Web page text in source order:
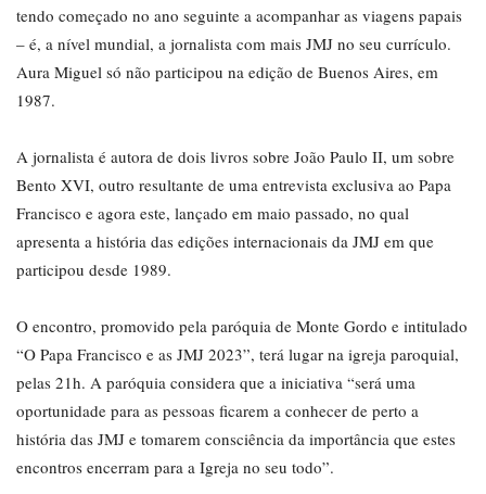
tendo começado no ano seguinte a acompanhar as viagens papais
– é, a nível mundial, a jornalista com mais JMJ no seu currículo.
Aura Miguel só não participou na edição de Buenos Aires, em
1987.
A jornalista é autora de dois livros sobre João Paulo II, um sobre
Bento XVI, outro resultante de uma entrevista exclusiva ao Papa
Francisco e agora este, lançado em maio passado, no qual
apresenta a história das edições internacionais da JMJ em que
participou desde 1989.
O encontro, promovido pela paróquia de Monte Gordo e intitulado
“O Papa Francisco e as JMJ 2023”, terá lugar na igreja paroquial,
pelas 21h. A paróquia considera que a iniciativa “será uma
oportunidade para as pessoas ficarem a conhecer de perto a
história das JMJ e tomarem consciência da importância que estes
encontros encerram para a Igreja no seu todo”.